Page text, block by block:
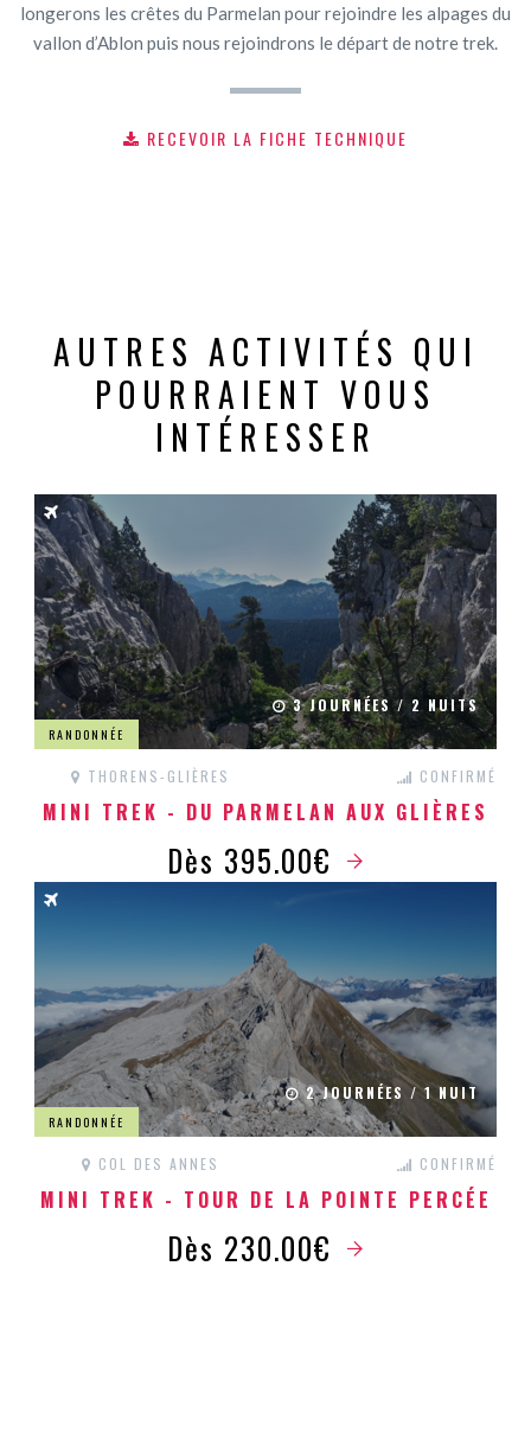
longerons les crêtes du Parmelan pour rejoindre les alpages du
vallon d’Ablon puis nous rejoindrons le départ de notre trek.
RECEVOIR LA FICHE TECHNIQUE
AUTRES ACTIVITÉS QUI
POURRAIENT VOUS
INTÉRESSER
3 JOURNÉES / 2 NUITS
RANDONNÉE
THORENS-GLIÈRES CONFIRMÉ
MINI TREK - DU PARMELAN AUX GLIÈRES
Dès 395.00€
2 JOURNÉES / 1 NUIT
RANDONNÉE
COL DES ANNES CONFIRMÉ
MINI TREK - TOUR DE LA POINTE PERCÉE
Dès 230.00€